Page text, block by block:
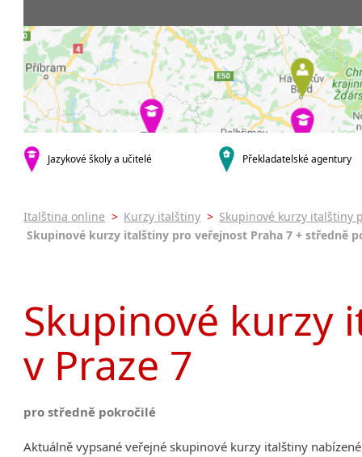
Praha 7
Praha 9
Praha 10
krajská města
Brno
Plzeň
malá města podle abecedy
kurzy s
Online
Letní
9-14 hodin týdně
20 a více hodin týdně
Večerní
Noční
Jazykové školy a učitelé Překladatelské agentury
Italština online > Kurzy italštiny > Skupinové kurzy italštiny
Skupinové kurzy italštiny pro veřejnost Praha 7 + středně
Skupinové kurzy
v Praze 7
pro středně pokročilé
Aktuálně vypsané veřejné skupinové kurzy italštiny